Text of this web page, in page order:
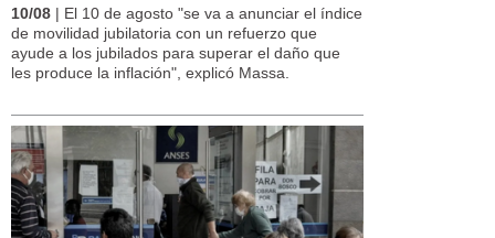
10/08 | El 10 de agosto "se va a anunciar el índice
de movilidad jubilatoria con un refuerzo que
ayude a los jubilados para superar el daño que
les produce la inflación", explicó Massa.